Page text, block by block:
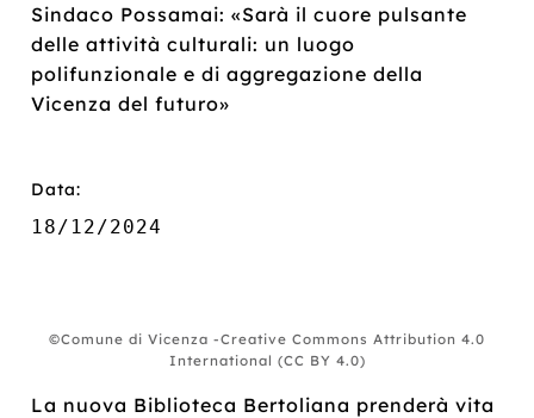
Sindaco Possamai: «Sarà il cuore pulsante
delle attività culturali: un luogo
polifunzionale e di aggregazione della
Vicenza del futuro»
Data:
18/12/2024
©Comune di Vicenza -Creative Commons Attribution 4.0
International (CC BY 4.0)
La nuova Biblioteca Bertoliana prenderà vita